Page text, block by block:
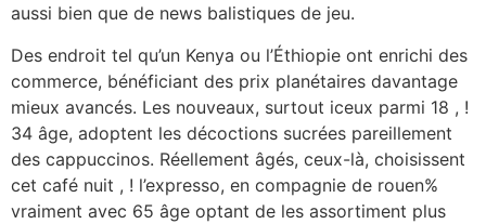
aussi bien que de news balistiques de jeu.
Des endroit tel qu’un Kenya ou l’Éthiopie ont enrichi des
commerce, bénéficiant des prix planétaires davantage
mieux avancés. Les nouveaux, surtout iceux parmi 18 , !
34 âge, adoptent les décoctions sucrées pareillement
des cappuccinos. Réellement âgés, ceux-là, choisissent
cet café nuit , ! l’expresso, en compagnie de rouen%
vraiment avec 65 âge optant de les assortiment plus